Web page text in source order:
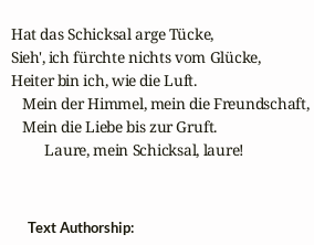
Hat das Schicksal arge Tücke,
Sieh', ich fürchte nichts vom Glücke,
Heiter bin ich, wie die Luft.
   Mein der Himmel, mein die Freundschaft,
   Mein die Liebe bis zur Gruft.
         Laure, mein Schicksal, laure!
Text Authorship: